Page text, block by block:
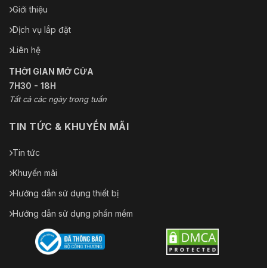
Dòng VCA
dành cho
loại pin
pin
lượng pin
Tối đa.
Điện áp
12,6 V
Sự chấp
thuận
Giới thiệu
Dịch vụ lắp đặt
Liên hệ
THỜI GIAN MỞ CỬA
7H30 - 18H
Tất cả các ngày trong tuần
TIN TỨC & KHUYẾN MÃI
Tin tức
Khuyến mãi
Hướng dẫn sử dụng thiết bị
Hướng dẫn sử dụng phần mềm